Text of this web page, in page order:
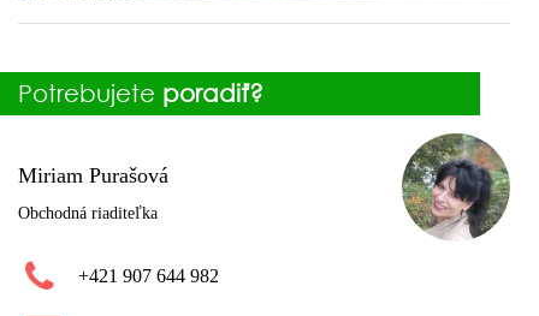
Potrebujete poradiť?
Miriam Purašová
Obchodná riaditeľka
+421 907 644 982